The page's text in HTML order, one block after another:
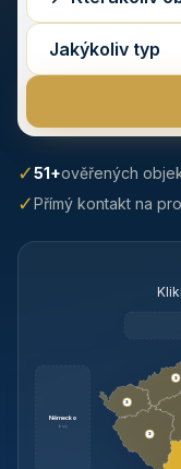
✓51+ověřených
✓Přímý kontakt na
Německo
brzy
3
3
3